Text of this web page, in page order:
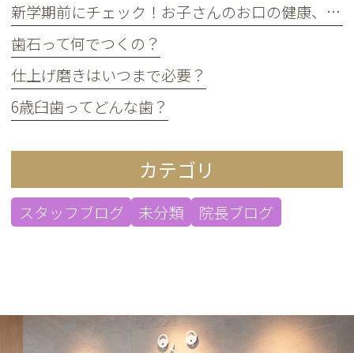
新学期前にチェック！お子さんのお口の健康、大丈夫？
歯石って何でつくの？
仕上げ磨きはいつまで必要？
6歳臼歯ってどんな歯？
カテゴリ
スタッフブログ 未分類 院長ブログ